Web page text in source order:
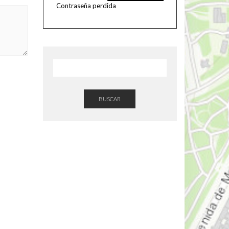
Contraseña perdida
BUSCAR